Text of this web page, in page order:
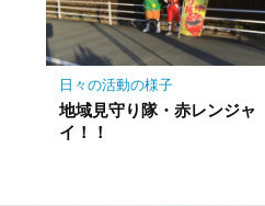
日々の活動の様子
地域見守り隊・赤レンジャ
イ！！